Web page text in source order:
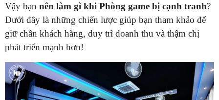
Vậy bạn nên làm gì khi Phòng game bị cạnh tranh?
Dưới đây là những chiến lược giúp bạn tham khảo để
giữ chân khách hàng, duy trì doanh thu và thậm chị
phát triển mạnh hơn!